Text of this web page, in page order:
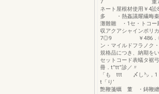
7 重7セノ
ネート屋根材使用￥4
多 ・熱姦議耀繊晦
灘難雛 ・1セ・トコー
収アクアシャインポリ
7◎9 ￥486．◎00
ン・マイルドフラノク
規格品につき、納期を
セットコード
冊．t”tt”診
「も ttt 〆し㌧，1
t「り’
艶鞭箋蠣 董 ・鋳鞭纏